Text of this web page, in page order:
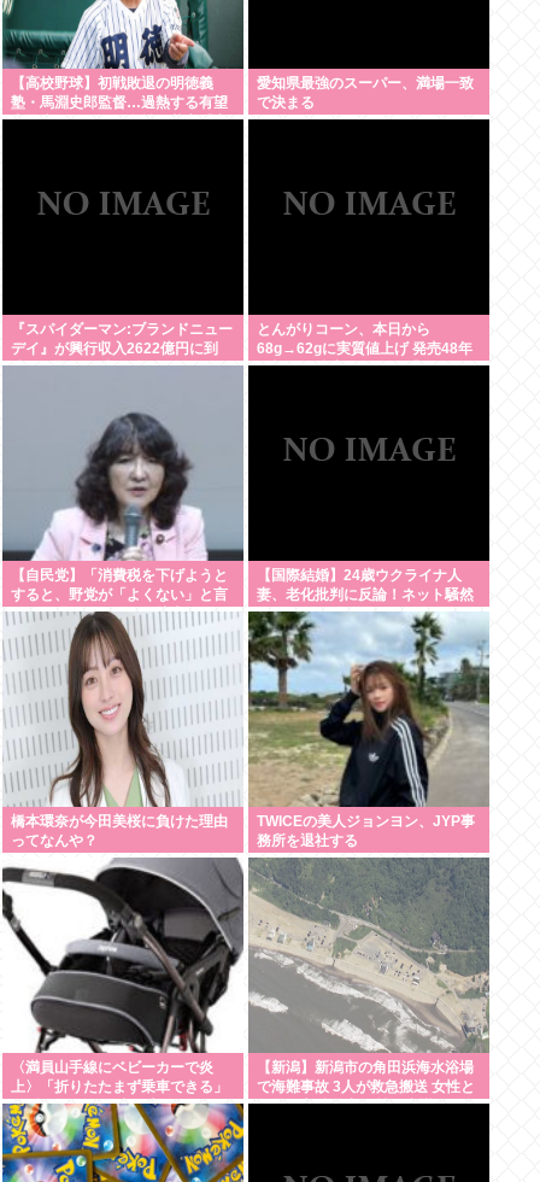
【高校野球】初戦敗退の明徳義
塾・馬淵史郎監督…過熱する有望
中学生のスカウト合戦に苦言「高
愛知県最強のスーパー、満場一致
で決まる
『スパイダーマン:ブランドニュー
デイ』が興行収入2622億円に到
達！2週目も好調に推移へ
とんがりコーン、本日から
68g→62gに実質値上げ 発売48年
で初の箱縮小 メーカー「CO2も
【自民党】「消費税を下げようと
すると、野党が「よくない」と言
うのが理解できない」片山さつき
財務大臣
【国際結婚】24歳ウクライナ人
妻、老化批判に反論！ネット騒然
橋本環奈が今田美桜に負けた理由
ってなんや？
TWICEの美人ジョンヨン、JYP事
務所を退社する
〈満員山手線にベビーカーで炎
上〉「折りたたまず乗車できる」
はずなのに…JR東日本が示した見
解
【新潟】新潟市の角田浜海水浴場
で海難事故 3人が救急搬送 女性と
男児が心肺停止 男性は意識あり